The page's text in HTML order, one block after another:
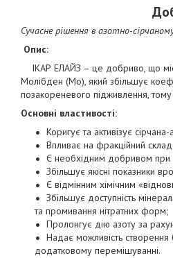
Сучасне рішення в азотно-
Опис:
ІКАР ЕЛАЙЗ – це добриво, що
Молібден (Мо), який збільшує
позакореневого підживлення,
Основні властивості:
Коригує та активізує
Впливає на фракційний
Є необхідним добривом при
Збільшує якісні показники
Є відмінним хімічним
Збільшує доступність
та промивання нітратних форм;
Пролонгує дію азоту за
Надає можливість створення
додатковому перемішуванні.